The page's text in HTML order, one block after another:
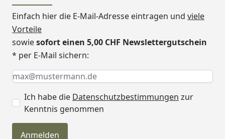
Einfach hier die E-Mail-Adresse eintragen und viele
Vorteile
sowiesofort einen 5,00 CHF Newslettergutschein
* per E-Mail sichern:
Keine Eingabe erforderlich
Eingabe erforderlich
E-Mail *
Ich habe die Datenschutzbestimmungen zur
Kenntnis genommen
Anmelden